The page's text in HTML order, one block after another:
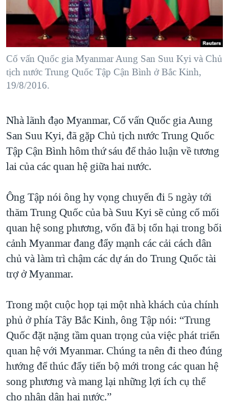
"Tìm"NGƯỜI VIỆT HẢI NGOẠI
ĐỜI SỐNG
KINH TẾ
KHOA HỌC
SỨC KHOẺ
THỂ THAO
GIÁO DỤC
TẠI
HÀNH TRÌNH BẦU CỬ 2024
MỘT NĂM CHIẾN TRANH TẠI DẢI GAZA
GIẢI MÃ VÀNH ĐAI & CON ĐƯỜNG
NGÀY TỊ NẠN THẾ GIỚI
CHI PHÍ CHIẾN TRANH AFGHANISTAN
CÁC GIÁ TRỊ CỘNG HÒA Ở VIỆT NAM
THƯỢNG ĐỈNH TRUMP-KIM TẠI VIỆT NAM
NGƯ DÂN VIỆT VÀ LÀN SÓNG TRỘM HẢI SÂM
BÊN KIA QUỐC LỘ: TIẾNG VỌNG TỪ NÔNG THÔN MỸ
QUAN HỆ VIỆT MỸ
VIDEO
NGHE
MẠNG XÃ HỘI
Cố vấn Quốc gia Myanmar Aung San Suu Kyi và Chủ
tịch nước Trung Quốc Tập Cận Bình ở Bắc Kinh,
19/8/2016.
Nhà lãnh đạo Myanmar, Cố vấn Quốc gia Aung
San Suu Kyi, đã gặp Chủ tịch nước Trung Quốc
Tập Cận Bình hôm thứ sáu để thảo luận về tương
lai của các quan hệ giữa hai nước.
Ông Tập nói ông hy vọng chuyến đi 5 ngày tới
thăm Trung Quốc của bà Suu Kyi sẽ củng cố mối
quan hệ song phương, vốn đã bị tổn hại trong bối
cảnh Myanmar đang đẩy mạnh các cải cách dân
chủ và làm trì chậm các dự án do Trung Quốc tài
trợ ở Myanmar.
Trong một cuộc họp tại một nhà khách của chính
phủ ở phía Tây Bắc Kinh, ông Tập nói: “Trung
Quốc đặt nặng tầm quan trọng của việc phát triển
quan hệ với Myanmar. Chúng ta nên đi theo đúng
hướng để thúc đẩy tiến bộ mới trong các quan hệ
song phương và mang lại những lợi ích cụ thể
cho nhân dân hai nước.”